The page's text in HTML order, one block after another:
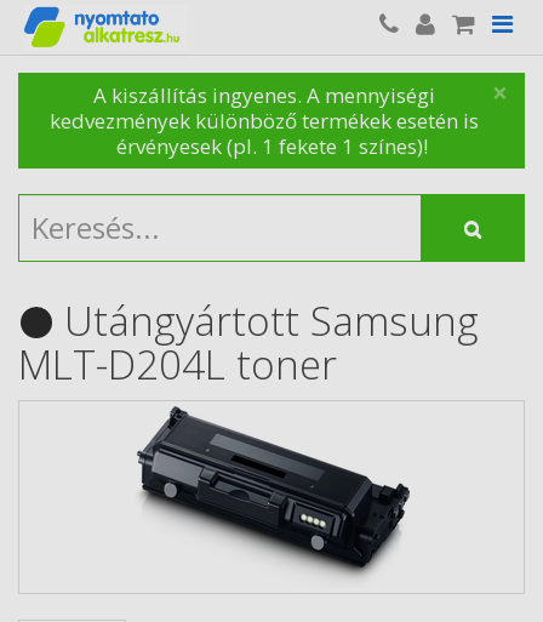
×
A kiszállítás ingyenes. A mennyiségi
kedvezmények különböző termékek esetén is
érvényesek (pl. 1 fekete 1 színes)!
Utángyártott Samsung
MLT-D204L toner